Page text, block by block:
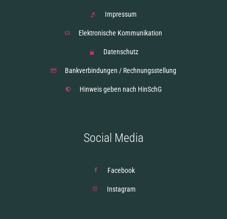
Impressum
Elektronische Kommunikation
Datenschutz
Bankverbindungen / Rechnungsstellung
Hinweis geben nach HinSchG
Social Media
Facebook
Instagram